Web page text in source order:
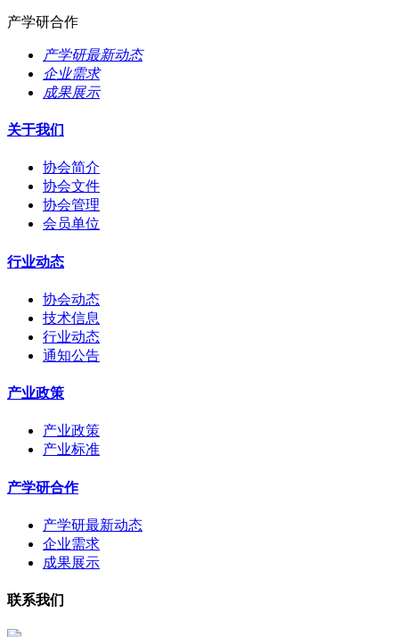
产学研合作
产学研最新动态
企业需求
成果展示
关于我们
协会简介
协会文件
协会管理
会员单位
行业动态
协会动态
技术信息
行业动态
通知公告
产业政策
产业政策
产业标准
产学研合作
产学研最新动态
企业需求
成果展示
联系我们